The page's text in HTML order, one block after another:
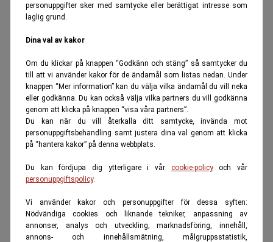
personuppgifter sker med samtycke eller berättigat intresse som
laglig grund.
Dina val av kakor
Om du klickar på knappen “Godkänn och stäng” så samtycker du
till att vi använder kakor för de ändamål som listas nedan. Under
knappen “Mer information” kan du välja vilka ändamål du vill neka
eller godkänna. Du kan också välja vilka partners du vill godkänna
genom att klicka på knappen “visa våra partners”.
Du kan när du vill återkalla ditt samtycke, invända mot
personuppgiftsbehandling samt justera dina val genom att klicka
på “hantera kakor” på denna webbplats.
Du kan fördjupa dig ytterligare i vår cookie-policyoch vår
personuppgiftspolicy.
Vi använder kakor och personuppgifter för dessa syften:
Nödvändiga cookies och liknande tekniker, anpassning av
annonser, analys och utveckling, marknadsföring, innehåll,
annons- och innehållsmätning, målgruppsstatistik,